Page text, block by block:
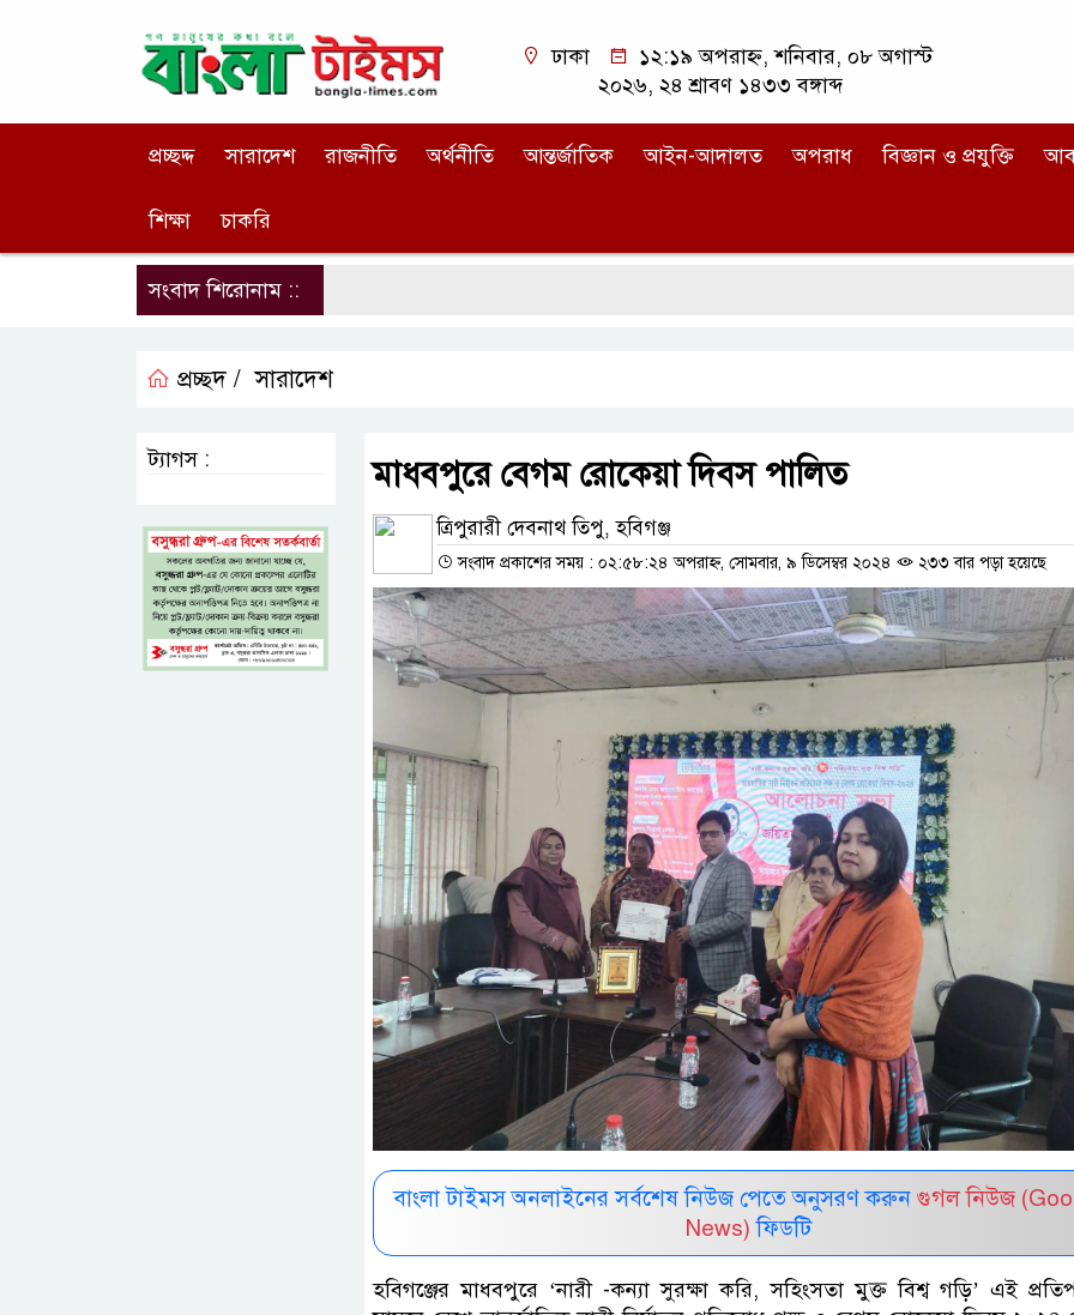
ঢাকা
১২:১৯ অপরাহ্ন, শনিবার, ০৮ অগাস্ট
২০২৬, ২৪ শ্রাবণ ১৪৩৩ বঙ্গাব্দ
প্রচ্ছদ্দ সারাদেশ রাজনীতি অর্থনীতি আন্তর্জাতিক আইন-আদালত অপরাধ বিজ্ঞান ও প্রযুক্তি
শিক্ষা চাকরি
সংবাদ শিরোনাম ::
প্রচ্ছদ / সারাদেশ
মাধবপুরে বেগম রোকেয়া দিবস পালিত
ত্রিপুরারী দেবনাথ তিপু, হবিগঞ্জ
সংবাদ প্রকাশের সময় : ০২:৫৮:২৪ অপরাহ্ন, সোমবার, ৯ ডিসেম্বর ২০২৪ ২৩৩ বার পড়া হয়েছে
বাংলা টাইমস অনলাইনের সর্বশেষ নিউজ পেতে অনুসরণ করুন গুগল নিউজ
News) ফিডটি
হবিগঞ্জের মাধবপুরে ‘নারী -কন্যা সুরক্ষা করি, সহিংসতা মুক্ত বিশ্ব গড়ি’ এই
ট্যাগস :